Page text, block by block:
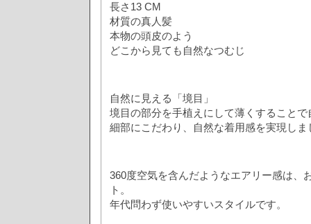
長さ13 CM
材質の真人髪
本物の頭皮のよう
どこから見ても自然なつむじ
自然に見える「境目」
境目の部分を手植えにして薄くすること
細部にこだわり、自然な着用感を実現しま
360度空気を含んだようなエアリー感は、
ト。
年代問わず使いやすいスタイルです。